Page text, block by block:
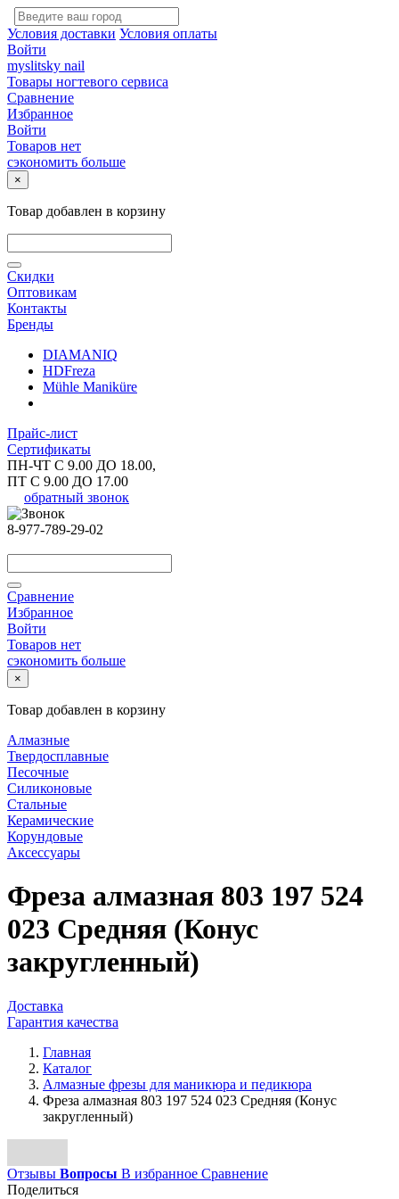
Условия доставки Условия оплаты
Войти
myslitsky nail
Товары ногтевого сервиса
Сравнение
Избранное
Войти
Товаров нет
сэкономить больше
×
Товар добавлен в корзину
Скидки
Оптовикам
Контакты
Бренды
DIAMANIQ
HDFreza
Mühle Maniküre
Прайс-лист
Сертификаты
ПН-ЧТ С 9.00 ДО 18.00,
ПТ С 9.00 ДО 17.00
обратный звонок
8-977-789-29-02
Сравнение
Избранное
Войти
Товаров нет
сэкономить больше
×
Товар добавлен в корзину
Алмазные
Твердосплавные
Песочные
Силиконовые
Стальные
Керамические
Корундовые
Аксессуары
Фреза алмазная 803 197 524
023 Средняя (Конус
закругленный)
Доставка
Гарантия качества
Главная
Каталог
Алмазные фрезы для маникюра и педикюра
Фреза алмазная 803 197 524 023 Средняя (Конус
закругленный)
Отзывы Вопросы В избранное Сравнение
Поделиться